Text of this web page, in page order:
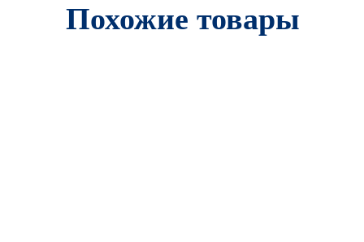
Похожие товары